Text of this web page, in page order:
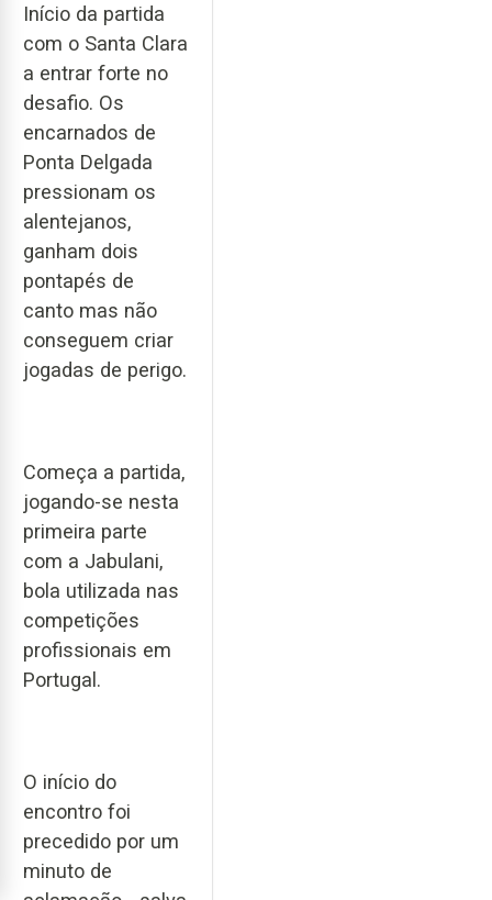
Início da partida
com o Santa Clara
a entrar forte no
desafio. Os
encarnados de
Ponta Delgada
pressionam os
alentejanos,
ganham dois
pontapés de
canto mas não
conseguem criar
jogadas de perigo.
Começa a partida,
jogando-se nesta
primeira parte
com a Jabulani,
bola utilizada nas
competições
profissionais em
Portugal.
O início do
encontro foi
precedido por um
minuto de